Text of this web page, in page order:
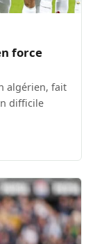
force
algérien, fait
difficile